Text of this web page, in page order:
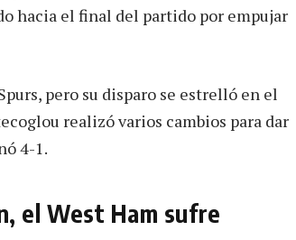
hacia el final del partido por empujar
pero su disparo se estrelló en el
realizó varios cambios para dar
4-1.
el West Ham sufre